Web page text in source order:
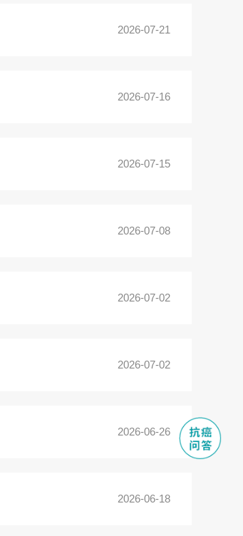
2026-07-21
2026-07-16
2026-07-15
2026-07-08
2026-07-02
2026-07-02
2026-06-26
2026-06-18